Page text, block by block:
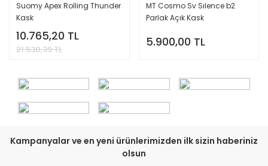
Suomy Apex Rolling Thunder
Kask
10.765,20 TL
21.530,39 TL
MT Cosmo Sv Sılence b2
Parlak Açık Kask
5.900,00 TL
Kampanyalar ve en yeni ürünlerimizden ilk sizin haberiniz
olsun